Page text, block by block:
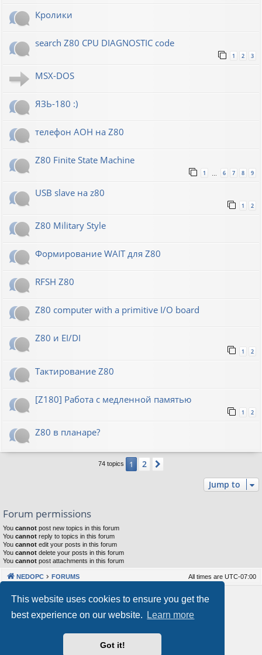
This website uses cookies to ensure you get the
best experience on our website.
Learn more
Got it!
Кролики
search Z80 CPU DIAGNOSTIC code
1 2 3
MSX-DOS
ЯЗЬ-180 :)
телефон АОН на Z80
Z80 Finite State Machine
1 … 6 7 8 9
USB slave на z80
1 2
Z80 Military Style
Формирование WAIT для Z80
RFSH Z80
Z80 computer with a primitive I/O board
Z80 и EI/DI
1 2
Тактирование Z80
[Z180] Работа с медленной памятью
1 2
Z80 в планаре?
74 topics 1 2
Jump to
Forum permissions
You cannot post new topics in this forum
You cannot reply to topics in this forum
You cannot edit your posts in this forum
You cannot delete your posts in this forum
You cannot post attachments in this forum
NEDOPC FORUMS All times are UTC-07:00
Powered by phpBB® Forum Software © phpBB Limited
Our VPS Hosting By RimuHosting
This server is located in London data center